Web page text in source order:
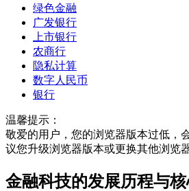
绿色金融
广发银行
上市银行
农商行
隐私计算
数字人民币
银行
温馨提示：
敬爱的用户，您的浏览器版本过低，
议您升级浏览器版本或更换其他浏览
金融科技的发展历程与